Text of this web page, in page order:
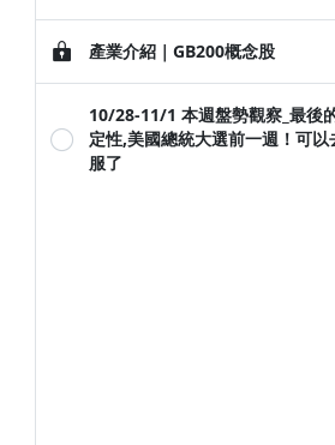
產業介紹｜GB200概念股
10/28-11/1 本週盤勢觀察_最後
定性,美國總統大選前一週！可以
服了